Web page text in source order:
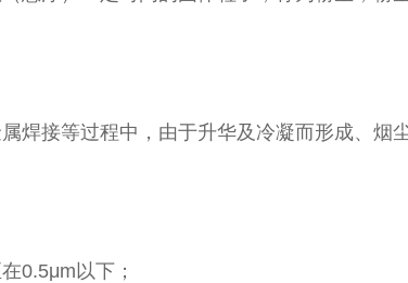
焊接等过程中，由于升华及冷凝而形成、烟
0.5μm以下；